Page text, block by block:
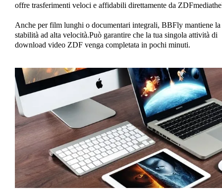
offre trasferimenti veloci e affidabili direttamente da
Anche per film lunghi o documentari integrali, BBFly mantiene la
stabilità ad alta velocità.Può garantire che la tua singola attività di
download video ZDF venga completata in pochi minuti.